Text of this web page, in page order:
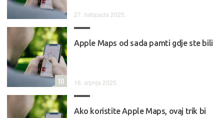
27. listopada 2025.
Apple Maps od sada pamti gdje ste bili
16. srpnja 2025.
10
Ako koristite Apple Maps, ovaj trik bi